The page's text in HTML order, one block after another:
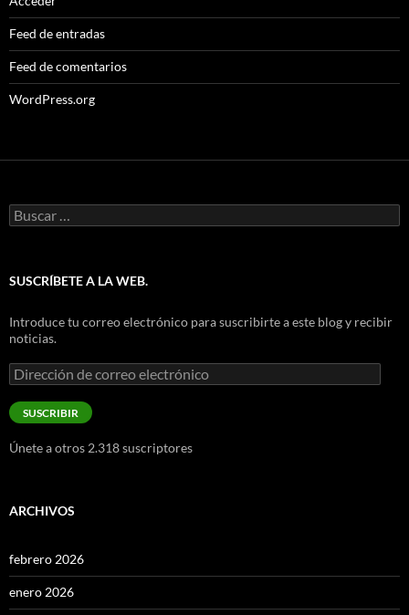
Feed de entradas
Feed de comentarios
WordPress.org
Buscar:
SUSCRÍBETE A LA WEB.
Introduce tu correo electrónico para suscribirte a este blog y recibir
noticias.
Dirección
de
correo
electrónico
SUSCRIBIR
Únete a otros 2.318 suscriptores
ARCHIVOS
febrero 2026
enero 2026